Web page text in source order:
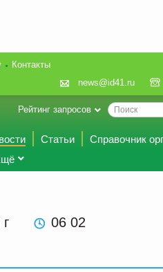
Контакты
news@id41.ru
Рейтинг запросов
Статьи
Справочник
г 06 02